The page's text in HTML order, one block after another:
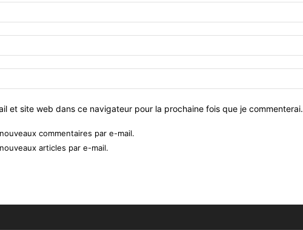
et site web dans ce navigateur pour la prochaine fois que je commenterai.
commentaires par e-mail.
articles par e-mail.